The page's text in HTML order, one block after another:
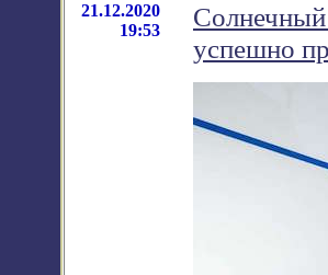
21.12.2020
19:53
Солнечный
успешно